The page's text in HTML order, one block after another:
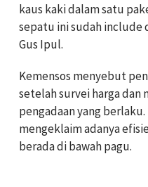
kaus kaki dalam satu
sepatu ini sudah include
Gus Ipul.
Kemensos menyebut
setelah survei harga dan
pengadaan yang
mengeklaim adanya
berada di bawah pagu.